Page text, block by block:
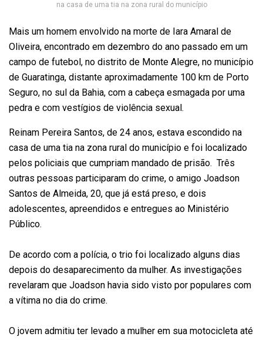
na casa de uma tia na zona rural do município
Mais um homem envolvido na morte de Iara Amaral de
Oliveira, encontrado em dezembro do ano passado em um
campo de futebol, no distrito de Monte Alegre, no município
de Guaratinga, distante aproximadamente 100 km de Porto
Seguro, no sul da Bahia, com a cabeça esmagada por uma
pedra e com vestígios de violência sexual.
Reinam Pereira Santos, de 24 anos, estava escondido na
casa de uma tia na zona rural do município e foi localizado
pelos policiais que cumpriam mandado de prisão. Três
outras pessoas participaram do crime, o amigo Joadson
Santos de Almeida, 20, que já está preso, e dois
adolescentes, apreendidos e entregues ao Ministério
Público.
De acordo com a polícia, o trio foi localizado alguns dias
depois do desaparecimento da mulher. As investigações
revelaram que Joadson havia sido visto por populares com
a vítima no dia do crime.
O jovem admitiu ter levado a mulher em sua motocicleta até